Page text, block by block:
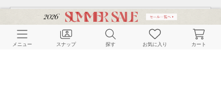
よくある質問
メニュー スナップ 探す お気に入り カート